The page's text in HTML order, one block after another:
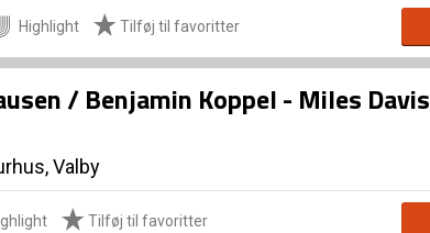
Highlight Tilføj til favoritter
/ Benjamin Koppel - Miles Davis
Valby
Tilføj til favoritter